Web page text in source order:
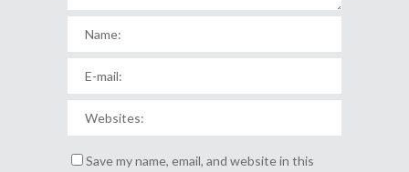
Save my name, email, and website in this